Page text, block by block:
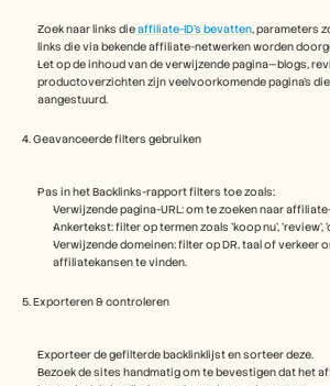
Zoek naar links die affiliate-ID's bevatten, parameters
links die via bekende affiliate-netwerken worden
Let op de inhoud van de verwijzende pagina—blogs,
productoverzichten zijn veelvoorkomende pagina's
aangestuurd.
4. Geavanceerde filters gebruiken
Pas in het Backlinks-rapport filters toe zoals:
Verwijzende pagina-URL: om te zoeken naar
Ankertekst: filter op termen zoals 'koop nu', 'review',
Verwijzende domeinen: filter op DR, taal of verkeer
affiliatekansen te vinden.
5. Exporteren & controleren
Exporteer de gefilterde backlinklijst en sorteer deze.
Bezoek de sites handmatig om te bevestigen dat het
Plan een demo